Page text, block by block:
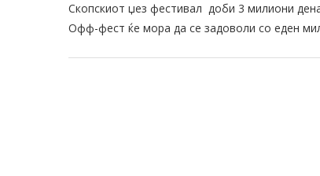
Скопскиот џез фестивал доби 3 милиони
Офф-фест ќе мора да се задоволи со еден